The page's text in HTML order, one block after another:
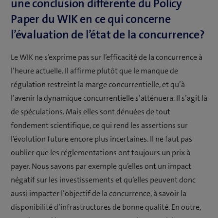
une conclusion différente du Policy
Paper du WIK en ce qui concerne
l’évaluation de l’état de la concurrence?
Le WIK ne s’exprime pas sur l’efficacité de la concurrence à
l’heure actuelle. Il affirme plutôt que le manque de
régulation restreint la marge concurrentielle, et qu’à
l’avenir la dynamique concurrentielle s’atténuera. Il s’agit là
de spéculations. Mais elles sont dénuées de tout
fondement scientifique, ce qui rend les assertions sur
l’évolution future encore plus incertaines. Il ne faut pas
oublier que les réglementations ont toujours un prix à
payer. Nous savons par exemple qu’elles ont un impact
négatif sur les investissements et qu’elles peuvent donc
aussi impacter l’objectif de la concurrence, à savoir la
disponibilité d’infrastructures de bonne qualité. En outre,